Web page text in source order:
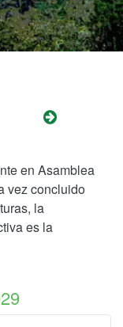
en Asamblea
vez concluido
la
es la